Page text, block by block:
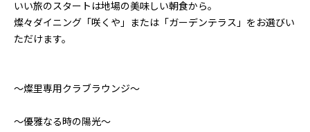
いい旅のスタートは地場の美味しい朝食から。
燦々ダイニング「咲くや」または「ガーデンテラス」をお選びい
ただけます。
〜燦里専用クラブラウンジ〜
〜優雅なる時の陽光〜